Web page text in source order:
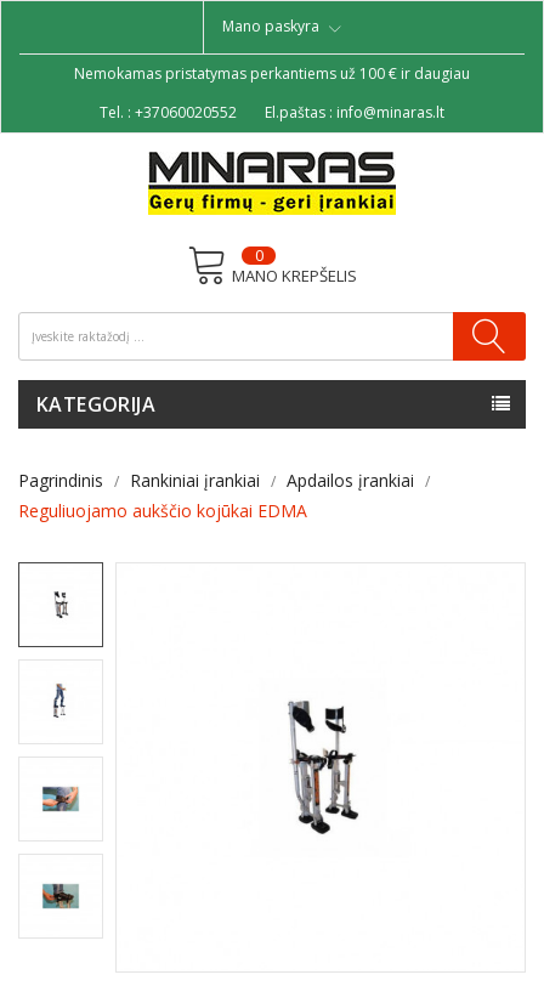
Mano paskyra
Nemokamas pristatymas perkantiems už 100 € ir daugiau
Tel. : +37060020552 El.paštas : info@minaras.lt
MANO KREPŠELIS
0
KATEGORIJA
Pagrindinis Rankiniai įrankiai
Apdailos įrankiai
Reguliuojamo aukščio kojūkai EDMA